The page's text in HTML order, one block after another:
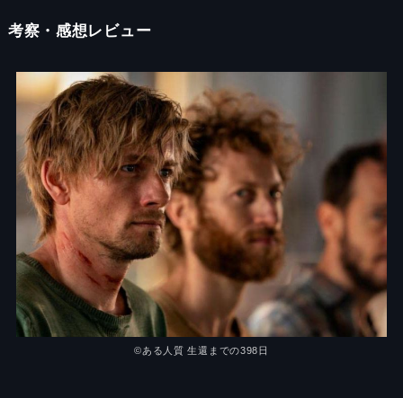
考察・感想レビュー
©ある人質 生還までの398日